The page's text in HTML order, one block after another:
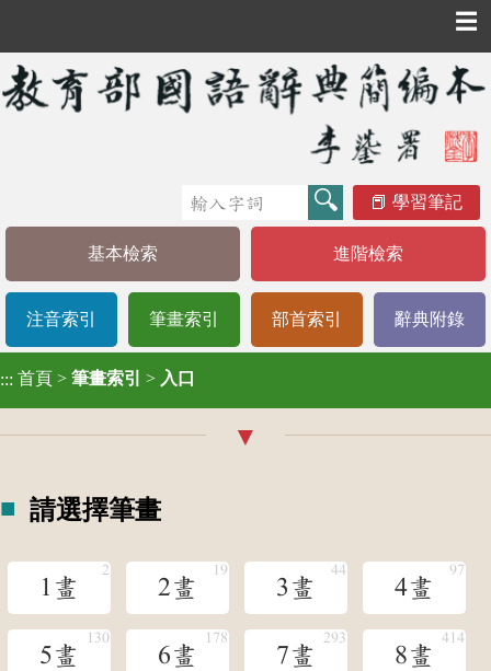
☰
學習筆記
基本檢索 進階檢索
注音索引 筆畫索引 部首索引 辭典附錄
::: 首頁 > 筆畫索引 > 入口
請選擇筆畫
1畫 2畫 3畫 4畫
5畫 6畫 7畫 8畫